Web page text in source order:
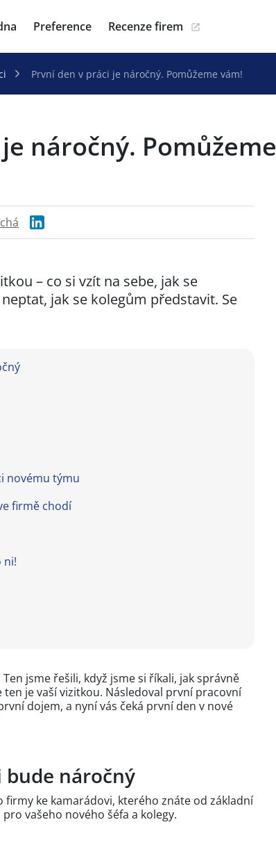
Preference Recenze firem
První den v práci je náročný. Pomůžeme vám!
náročný. Pomůžeme
–⁠ co si vzít na sebe, jak se
jak se kolegům představit. Se
novému týmu
firmě chodí
ni!
jsme řešili, když jsme si říkali, jak správně
je vaší vizitkou. Následoval první pracovní
dojem, a nyní vás čeká první den v nové
bude náročný
ke kamarádovi, kterého znáte od základní
vašeho nového šéfa a kolegy.